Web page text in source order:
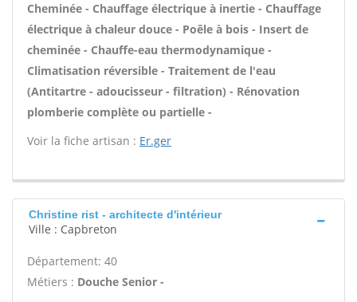
Cheminée - Chauffage électrique à inertie - Chauffage
électrique à chaleur douce - Poêle à bois - Insert de
cheminée - Chauffe-eau thermodynamique -
Climatisation réversible - Traitement de l'eau
(Antitartre - adoucisseur - filtration) - Rénovation
plomberie complète ou partielle -
Voir la fiche artisan : Er.ger
Christine rist - architecte d'intérieur
Ville : Capbreton
Département: 40
Métiers : Douche Senior -